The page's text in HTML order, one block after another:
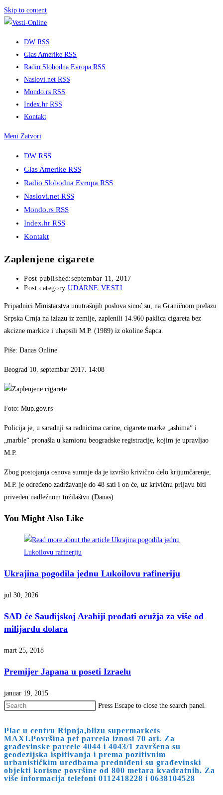
Skip to content
DW RSS
Glas Amerike RSS
Radio Slobodna Evropa RSS
Naslovi.net RSS
Mondo.rs RSS
Index.hr RSS
Kontakt
Meni Zatvori
DW RSS
Glas Amerike RSS
Radio Slobodna Evropa RSS
Naslovi.net RSS
Mondo.rs RSS
Index.hr RSS
Kontakt
Zaplenjene cigarete
Post published:septembar 11, 2017
Post category:UDARNE VESTI
Pripadnici Ministarstva unutrašnjih poslova sinoć su, na Graničnom prelazu
Srpska Crnja na izlazu iz zemlje, zaplenili 14.960 paklica cigareta bez
akcizne markice i uhapsili M.P. (1989) iz okoline Šapca.
Piše: Danas Online
Beograd 10. septembar 2017. 14:08
Foto: Mup.gov.rs
Policija je, u saradnji sa radnicima carine, cigarete marke „ashima“ i
„marble“ pronašla u kamionu beogradske registracije, kojim je upravljao
M.P.
Zbog postojanja osnova sumnje da je izvršio krivično delo krijumčarenje,
M.P. je određeno zadržavanje do 48 sati i on će, uz krivičnu prijavu biti
priveden nadležnom tužilaštvu.(Danas)
You Might Also Like
Ukrajina pogodila jednu Lukoilovu rafineriju
jul 30, 2026
SAD će Saudijskoj Arabiji prodati oružja za više od
milijardu dolara
mart 25, 2018
Premijer Japana u poseti Izraelu
januar 19, 2015
Press Escape to close the search panel.
Plac u centru Ripnja,blizu supermarkets
MAXI.Površina pet parcela iznosi 70 ari. Za
građevinske parcele 4044 i 4043/1 završena su
geodezijska ispitivanja i prema pozitivnim
urbanističkim uredbama predniđeni su građevinski
objekti korisne površine od 800 metara kvadratnih. Za
više informacija telefoni 0112418228 i 0638104528